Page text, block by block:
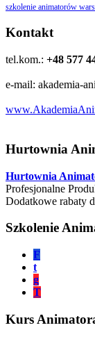
szkolenie animatorów
Kontakt
tel.kom.: +48 577
e-mail: akademia-
Hurtownia
Hurtownia
Profesjonalne
Dodatkowe rabaty
Szkolenie
F
t
g
T
Kurs